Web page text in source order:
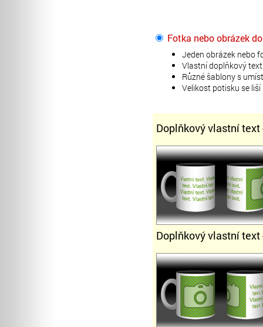
Fotka nebo obrázek
Jeden obrázek nebo
Vlastní doplňkový
Různé šablony s
Velikost potisku se
Doplňkový vlastní text
Doplňkový vlastní